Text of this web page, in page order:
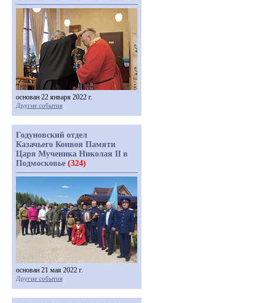
основан 22 января 2022 г.
Другие события
Годуновский отдел
Казачьего Конвоя Памяти
Царя Мученика Николая II в
Подмосковье (324)
основан 21 мая 2022 г.
Другие события